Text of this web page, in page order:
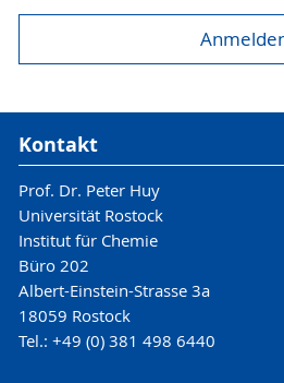
Kontakt
Prof. Dr. Peter Huy
Universität Rostock
Institut für Chemie
Büro 202
Albert-Einstein-Strasse 3a
18059 Rostock
Tel.: +49 (0) 381 498 6440